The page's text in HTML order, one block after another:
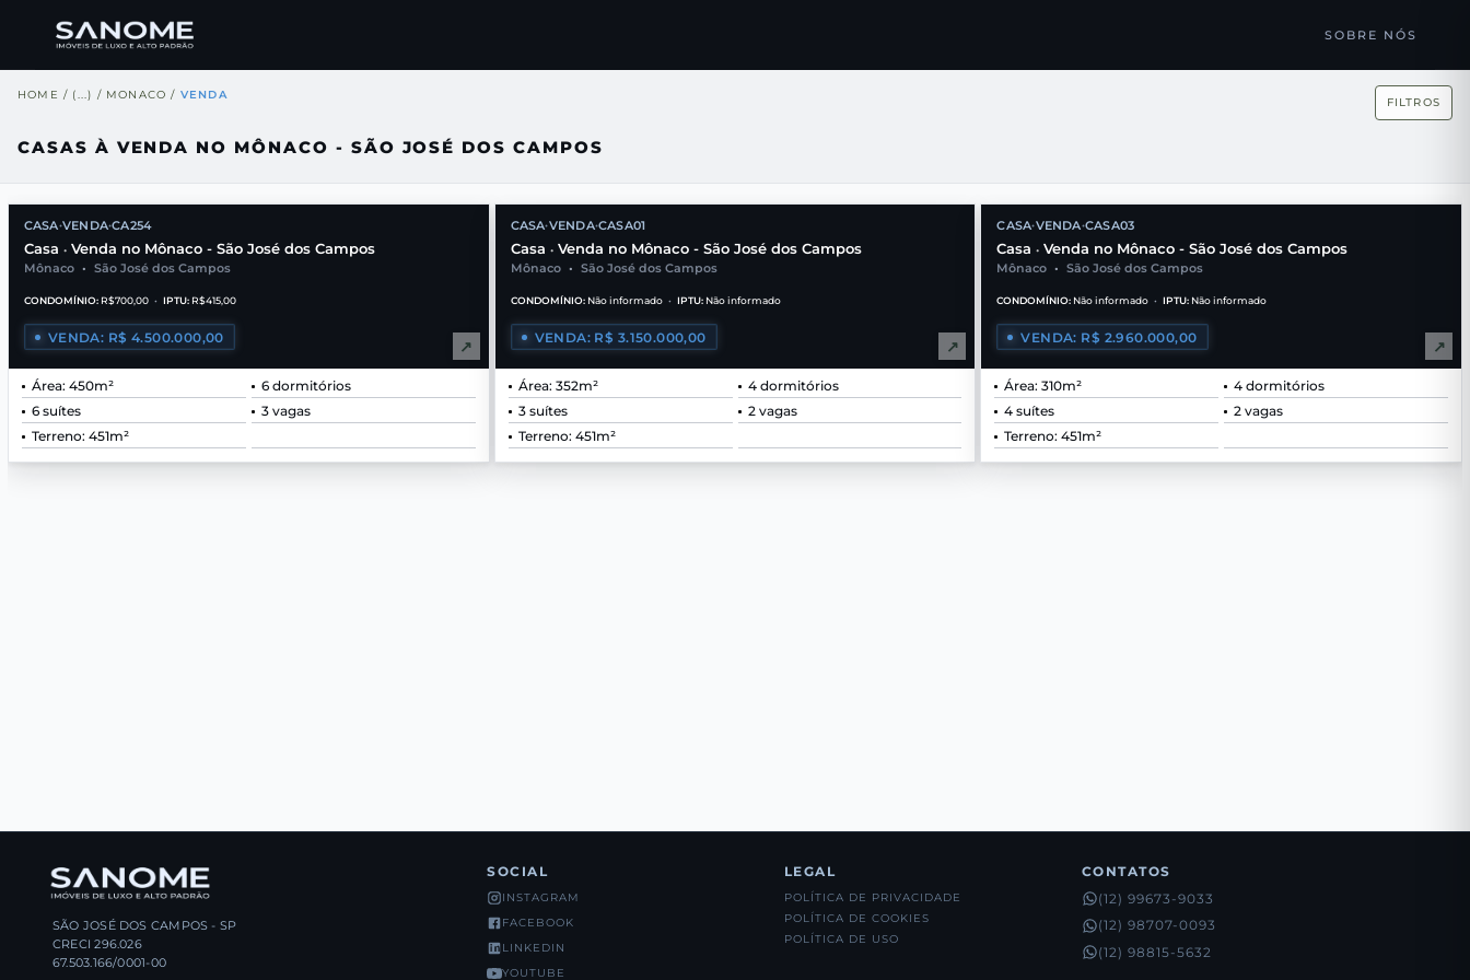
SOBRE NÓS
HOME / (...) / MONACO / VENDA
FILTROS
CASAS À VENDA NO MÔNACO - SÃO JOSÉ DOS CAMPOS
CASA•VENDA•CA254
Casa •Venda no Mônaco - São José dos Campos
Mônaco • São José dos Campos
CONDOMÍNIO:R$700,00 • IPTU:R$415,00
VENDA: R$ 4.500.000,00 ↗
Área: 450m²
6 dormitórios
6 suítes
3 vagas
Terreno: 451m²
CASA•VENDA•CASA01
Casa •Venda no Mônaco - São José dos Campos
Mônaco • São José dos Campos
CONDOMÍNIO:Não informado • IPTU:Não informado
VENDA: R$ 3.150.000,00 ↗
Área: 352m²
4 dormitórios
3 suítes
2 vagas
Terreno: 451m²
CASA•VENDA•CASA03
Casa• Venda no Mônaco - São José dos Campos
Mônaco • São José dos Campos
CONDOMÍNIO: Não informado • IPTU: Não informado
VENDA: R$ 2.960.000,00 ↗
Área: 310m²
4 dormitórios
4 suítes
2 vagas
Terreno: 451m²
SÃO JOSÉ DOS CAMPOS - SP
CRECI 296.026
67.503.166/0001-00
SOCIAL
INSTAGRAM
FACEBOOK
LINKEDIN
YOUTUBE
LEGAL
POLÍTICA DE PRIVACIDADE
POLÍTICA DE COOKIES
POLÍTICA DE USO
CONTATOS
(12) 99673-9033
(12) 98707-0093
(12) 98815-5632